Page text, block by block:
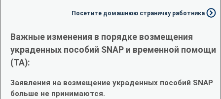
Посетите домашнюю страничку работника
Важные изменения в порядке возмещения
украденных пособий SNAP и временной помощи
(TA):
Заявления на возмещение украденных пособий SNAP
больше не принимаются.